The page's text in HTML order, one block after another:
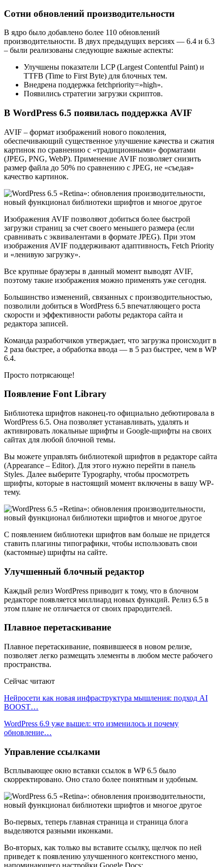
Сотни обновлений производительности
В ядро было добавлено более 110 обновлений
производительности. В двух предыдущих версиях — 6.4 и 6.3
– были реализованы следующие важные аспекты:
Улучшены показатели LCP (Largest Contentful Paint) и
TTFB (Time to First Byte) для блочных тем.
Внедрена поддержка fetchpriority=»high».
Появились стратегии загрузки скриптов.
В WordPress 6.5 появилась поддержка AVIF
AVIF – формат изображений нового поколения,
обеспечивающий существенное улучшение качества и сжатия
картинок по сравнению с «традиционными» форматами
(JPEG, PNG, WebP). Применение AVIF позволяет снизить
размер файла до 50% по сравнению с JPEG, не «съедая»
качество картинок.
Изображения AVIF позволяют добиться более быстрой
загрузки страниц за счет своего меньшего размера (если
сравнивать с эквивалентами в формате JPEG). При этом
изображения AVIF поддерживают адаптивность, Fetch Priority
и «ленивую загрузку».
Все крупные браузеры в данный момент выводят AVIF,
поэтому такие изображения можно применять уже сегодня.
Большинство изменений, связанных с производительностью,
позволили добиться в WordPress 6.5 впечатляющего роста
скорости и эффективности работы редактора сайта и
редактора записей.
Команда разработчиков утверждает, что загрузка происходит в
2 раза быстрее, а обработка ввода — в 5 раз быстрее, чем в WP
6.4.
Просто потрясающе!
Появление Font Library
Библиотека шрифтов наконец-то официально дебютировала в
WordPress 6.5. Она позволяет устанавливать, удалять и
активировать локальные шрифты и Google-шрифты на своих
сайтах для любой блочной темы.
Вы можете управлять библиотекой шрифтов в редакторе сайта
(Appearance – Editor). Для этого нужно перейти в панель
Styles. Далее выберите Typography, чтобы просмотреть
шрифты, которые в настоящий момент включены в вашу WP-
тему.
С появлением библиотеки шрифтов вам больше не придется
ставить плагины типографики, чтобы использовать свои
(кастомные) шрифты на сайте.
Улучшенный блочный редактор
Каждый релиз WordPress приводит к тому, что в блочном
редакторе появляется миллиард новых функций. Релиз 6.5 в
этом плане не отличается от своих прародителей.
Плавное перетаскивание
Плавное перетаскивание, появившееся в новом релизе,
позволяет легко размещать элементы в любом месте рабочего
пространства.
Сейчас читают
Нейросети как новая инфраструктура мышления: подход AI
BOOST…
WordPress 6.9 уже вышел: что изменилось и почему
обновление…
Управление ссылками
Всплывающее окно вставки ссылок в WP 6.5 было
скорректировано. Оно стало более понятным и удобным.
Во-первых, теперь главная страница и страница блога
выделяются разными иконками.
Во-вторых, как только вы вставите ссылку, щелчок по ней
приведет к появлению улучшенного контекстного меню,